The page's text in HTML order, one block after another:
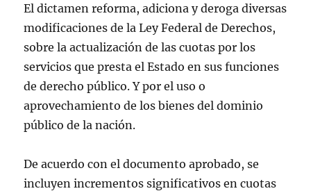
El dictamen reforma, adiciona y deroga diversas
modificaciones de la Ley Federal de Derechos,
sobre la actualización de las cuotas por los
servicios que presta el Estado en sus funciones
de derecho público. Y por el uso o
aprovechamiento de los bienes del dominio
público de la nación.
De acuerdo con el documento aprobado, se
incluyen incrementos significativos en cuotas